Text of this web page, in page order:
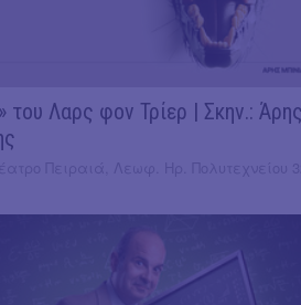
του Λαρς φον Τρίερ | Σκην.: Άρης